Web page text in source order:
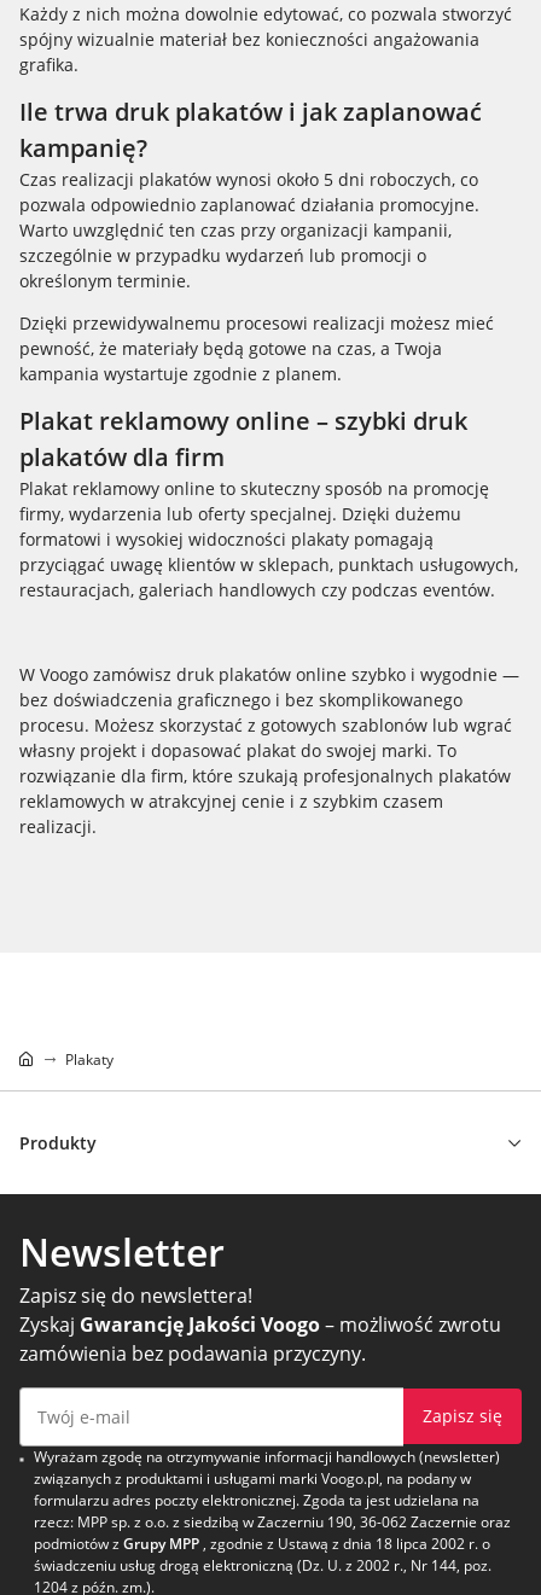
Każdy z nich można dowolnie edytować, co pozwala stworzyć
spójny wizualnie materiał bez konieczności angażowania
grafika.
Ile trwa druk plakatów i jak zaplanować
kampanię?
Czas realizacji plakatów wynosi około 5 dni roboczych, co
pozwala odpowiednio zaplanować działania promocyjne.
Warto uwzględnić ten czas przy organizacji kampanii,
szczególnie w przypadku wydarzeń lub promocji o
określonym terminie.
Dzięki przewidywalnemu procesowi realizacji możesz mieć
pewność, że materiały będą gotowe na czas, a Twoja
kampania wystartuje zgodnie z planem.
Plakat reklamowy online – szybki druk
plakatów dla firm
Plakat reklamowy online to skuteczny sposób na promocję
firmy, wydarzenia lub oferty specjalnej. Dzięki dużemu
formatowi i wysokiej widoczności plakaty pomagają
przyciągać uwagę klientów w sklepach, punktach usługowych,
restauracjach, galeriach handlowych czy podczas eventów.
W Voogo zamówisz druk plakatów online szybko i wygodnie —
bez doświadczenia graficznego i bez skomplikowanego
procesu. Możesz skorzystać z gotowych szablonów lub wgrać
własny projekt i dopasować plakat do swojej marki. To
rozwiązanie dla firm, które szukają profesjonalnych plakatów
reklamowych w atrakcyjnej cenie i z szybkim czasem
realizacji.
Plakaty
Produkty
Newsletter
Zapisz się do newslettera!
Zyskaj Gwarancję Jakości Voogo– możliwość zwrotu
zamówienia bez podawania przyczyny.
Zapisz się
Wyrażam zgodę na otrzymywanie informacji handlowych (newsletter)
związanych z produktami i usługami marki Voogo.pl, na podany w
formularzu adres poczty elektronicznej. Zgoda ta jest udzielana na
rzecz: MPP sp. z o.o. z siedzibą w Zaczerniu 190, 36-062 Zaczernie oraz
podmiotów z Grupy MPP , zgodnie z Ustawą z dnia 18 lipca 2002 r. o
świadczeniu usług drogą elektroniczną (Dz. U. z 2002 r., Nr 144, poz.
1204 z późn. zm.).